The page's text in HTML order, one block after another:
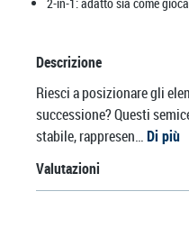
Descrizione
Riesci a posizionare gli
successione? Questi
stabile, rappresen…Di più
Valutazioni